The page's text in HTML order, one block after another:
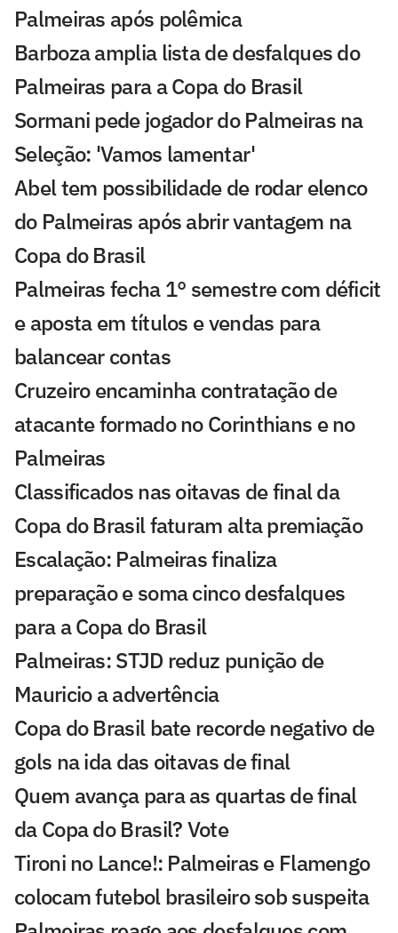
Palmeiras após polêmica
Barboza amplia lista de desfalques do
Palmeiras para a Copa do Brasil
Sormani pede jogador do Palmeiras na
Seleção: 'Vamos lamentar'
Abel tem possibilidade de rodar elenco
do Palmeiras após abrir vantagem na
Copa do Brasil
Palmeiras fecha 1° semestre com déficit
e aposta em títulos e vendas para
balancear contas
Cruzeiro encaminha contratação de
atacante formado no Corinthians e no
Palmeiras
Classificados nas oitavas de final da
Copa do Brasil faturam alta premiação
Escalação: Palmeiras finaliza
preparação e soma cinco desfalques
para a Copa do Brasil
Palmeiras: STJD reduz punição de
Mauricio a advertência
Copa do Brasil bate recorde negativo de
gols na ida das oitavas de final
Quem avança para as quartas de final
da Copa do Brasil? Vote
Tironi no Lance!: Palmeiras e Flamengo
colocam futebol brasileiro sob suspeita